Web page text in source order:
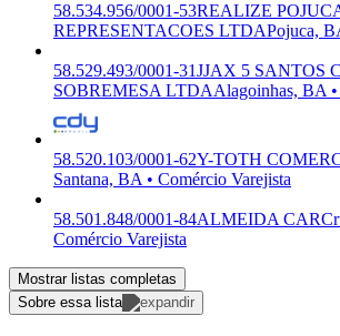
58.534.956/0001-53REALIZE
REPRESENTACOES LTDAPojuca,
58.529.493/0001-31JJAX 5 SANTOS
SOBREMESA LTDAAlagoinhas, BA •
58.520.103/0001-62Y-TOTH
Santana, BA • Comércio Varejista
58.501.848/0001-84ALMEIDA CAR
Comércio Varejista
Mostrar listas completas
Sobre essa lista